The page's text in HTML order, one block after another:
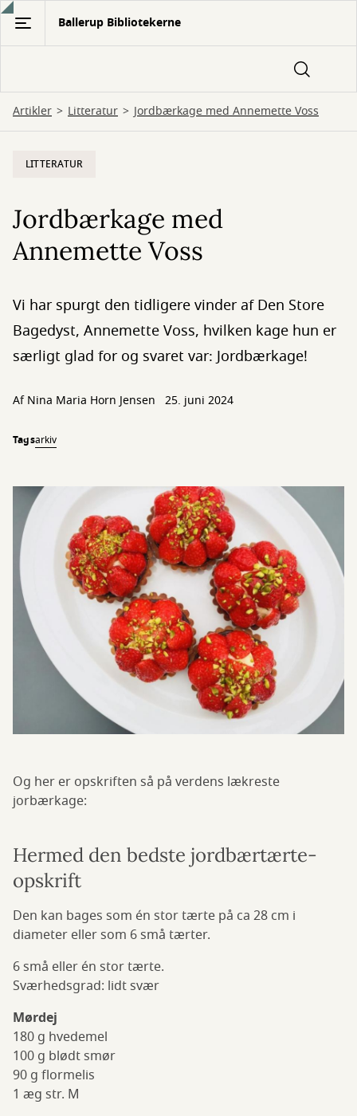
Gå
hovedindhold
Ballerup Bibliotekerne
Artikler Litteratur Jordbærkage med Annemette Voss
LITTERATUR
Jordbærkage med
Annemette Voss
Vi har spurgt den tidligere vinder af Den Store
Bagedyst, Annemette Voss, hvilken kage hun er
særligt glad for og svaret var: Jordbærkage!
Af Nina Maria Horn Jensen 25. juni 2024
Tagsarkiv
Og her er opskriften så på verdens lækreste
jorbærkage:
Hermed den bedste jordbærtærte-
opskrift
Den kan bages som én stor tærte på ca 28 cm i
diameter eller som 6 små tærter.
6 små eller én stor tærte.
Sværhedsgrad: lidt svær
Mørdej
180 g hvedemel
100 g blødt smør
90 g flormelis
1 æg str. M